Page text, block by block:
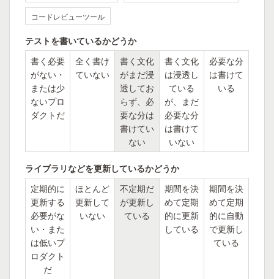
コードレビューツール
テストを書いているかどうか
書く必要
がない・
または少
ないプロ
ダクトだ
全く書け
ていない
書く文化
がまだ浸
透してお
らず、必
要な分は
書けてい
ない
書く文化
は浸透し
ている
が、まだ
必要な分
は書けて
いない
必要な分
は書けて
いる
ライブラリなどを更新しているかどうか
定期的に
更新する
必要がな
い・また
は低いプ
ロダクト
だ
ほとんど
更新して
いない
不定期だ
が更新し
ている
期間を決
めて定期
的に更新
している
期間を決
めて定期
的に自動
で更新し
ている